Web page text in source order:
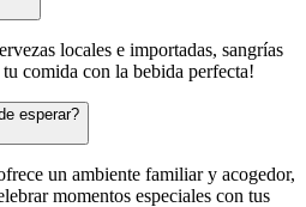
locales e importadas, sangrías
comida con la bebida perfecta!
esperar?
un ambiente familiar y acogedor,
momentos especiales con tus